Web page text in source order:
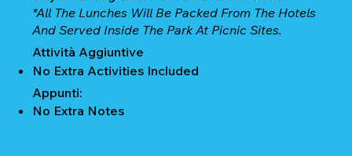
*All The Lunches Will Be Packed From The Hotels
And Served Inside The Park At Picnic Sites.
Attività Aggiuntive
No Extra Activities Included
Appunti:
No Extra Notes